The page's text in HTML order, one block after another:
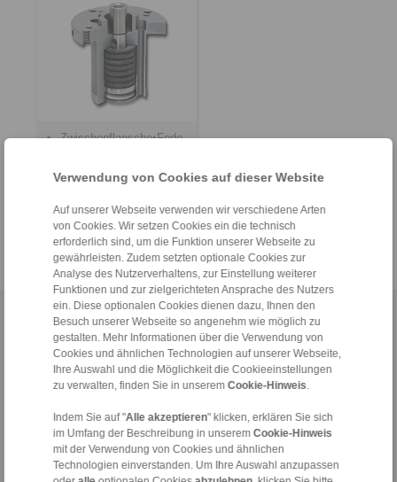
Verwendung von Cookies auf dieser Website
Auf unserer Webseite verwenden wir verschiedene Arten
von Cookies. Wir setzen Cookies ein die technisch
erforderlich sind, um die Funktion unserer Webseite zu
gewährleisten. Zudem setzten optionale Cookies zur
Analyse des Nutzerverhaltens, zur Einstellung weiterer
Funktionen und zur zielgerichteten Ansprache des Nutzers
ein. Diese optionalen Cookies dienen dazu, Ihnen den
Besuch unserer Webseite so angenehm wie möglich zu
gestalten. Mehr Informationen über die Verwendung von
Cookies und ähnlichen Technologien auf unserer Webseite,
Ihre Auswahl und die Möglichkeit die Cookieeinstellungen
zu verwalten, finden Sie in unserem Cookie-Hinweis
Indem Sie auf "Alle akzeptieren" klicken, erklären Sie sich
im Umfang der Beschreibung in unserem Cookie-Hinweis
mit der Verwendung von Cookies und ähnlichen
Technologien einverstanden. Um Ihre Auswahl anzupassen
Zwischenflansche•Federspeicher•für
Home|Kontaktformular|Impressum|Datenschutzerklärung
Allgemeine Verkaufsbedingungen|Hinweisgeberplattform
Produkte